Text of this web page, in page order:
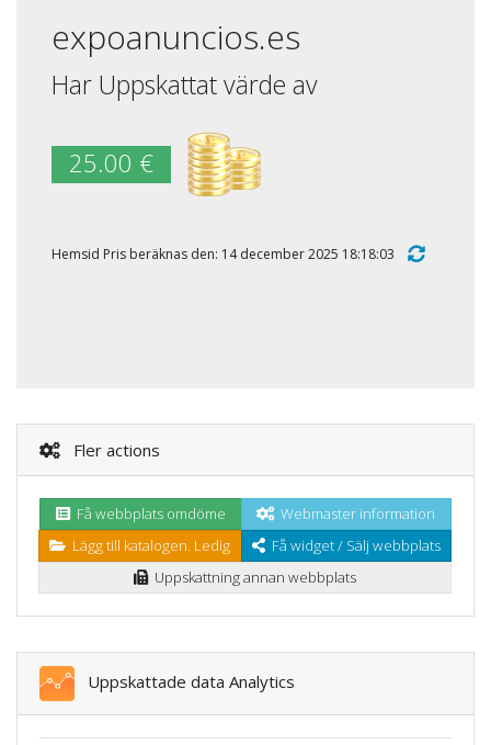
expoanuncios.es
Har Uppskattat värde av
25.00 €
Hemsid Pris beräknas den: 14 december 2025 18:18:03
Fler actions
Få webbplats omdöme
Webmaster information
Lägg till katalogen. Ledig
Få widget / Sälj webbplats
Uppskattning annan webbplats
Uppskattade data Analytics